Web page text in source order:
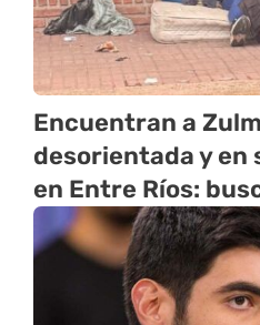
Encuentran a
desorientada y en
en Entre Ríos: